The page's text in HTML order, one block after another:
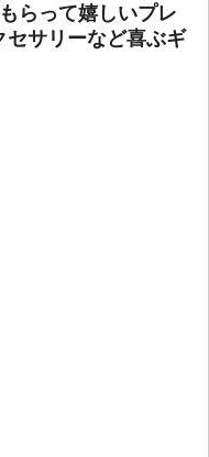
らって嬉しいプレ
セサリーなど喜ぶギ